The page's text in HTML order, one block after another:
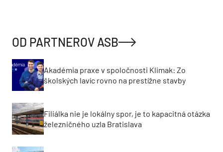
OD PARTNEROV ASB
Akadémia praxe v spoločnosti Klimak: Zo
školských lavíc rovno na prestížne stavby
Filiálka nie je lokálny spor, je to kapacitná otázka
železničného uzla Bratislava